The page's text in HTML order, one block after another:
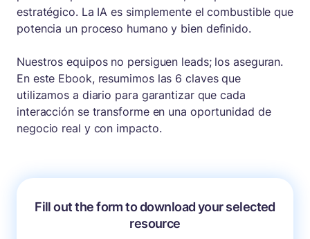
estratégico. La IA es simplemente el combustible que
potencia un proceso humano y bien definido.
Nuestros equipos no persiguen leads; los aseguran.
En este Ebook, resumimos las 6 claves que
utilizamos a diario para garantizar que cada
interacción se transforme en una oportunidad de
negocio real y con impacto.
Fill out the form to download your selected
resource